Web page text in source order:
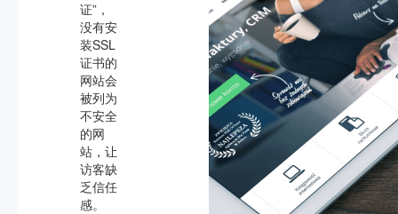
证”，
没有安
装SSL
证书的
网站会
被列为
不安全
的网
站，让
访客缺
乏信任
感。